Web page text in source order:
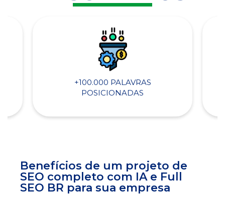
+100.000 PALAVRAS
POSICIONADAS
Benefícios de um projeto de
SEO completo com IA e Full
SEO BR para sua empresa